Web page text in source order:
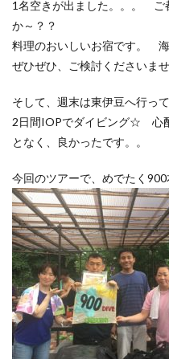
1名空きが出ました。。。 ご
か～？？
料理のおいしいお宿です。
ぜひぜひ、ご検討くださいませ
そして、週末は東伊豆へ行っ
2日間IOPでダイビング☆ 心
となく、良かったです。。
今回のツアーで、めでたく